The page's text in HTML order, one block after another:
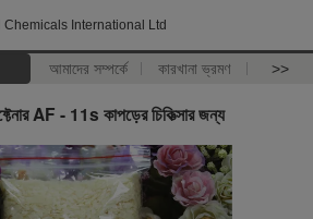
Chemicals International Ltd
আমাদের সম্পর্কে কারখানা ভ্রমণ >>
AF - 11s কাপড়ের চিকিত্সার জন্য